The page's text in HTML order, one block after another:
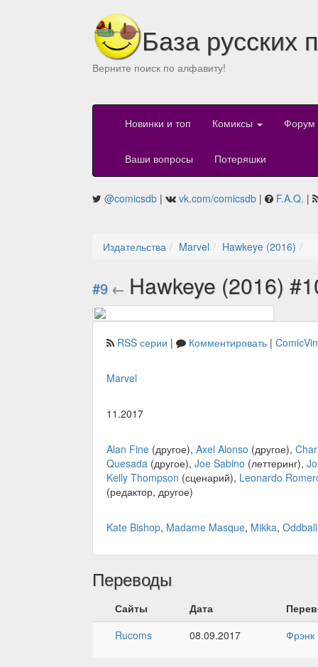
База русских
Верните поиск по алфавиту!
Новинки и топ Комиксы Форум
Ваши вопросы Потеряшки
@comicsdb | vk.com/comicsdb | F.A.Q. |
Издательства Marvel Hawkeye (2016)
#9 ← Hawkeye (2016)
RSS серии | Комментировать |
Marvel
11.2017
Alan Fine (другое), Axel Alonso (другое),
Quesada (другое), Joe Sabino (леттеринг),
Kelly Thompson (сценарий), Leonardo
(редактор, другое)
Kate Bishop, Madame Masque, Mikka, Oddball
Переводы
Сайты Дата
Rucoms
08.09.2017 Фрэнк